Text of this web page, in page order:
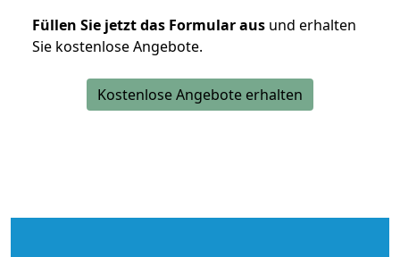
Füllen Sie jetzt das Formular aus und erhalten
Sie kostenlose Angebote.
Kostenlose Angebote erhalten